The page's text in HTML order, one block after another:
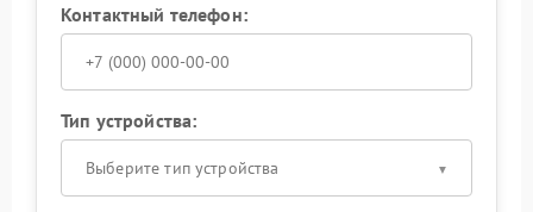
Контактный телефон:
Тип устройства:
Выберите тип устройства